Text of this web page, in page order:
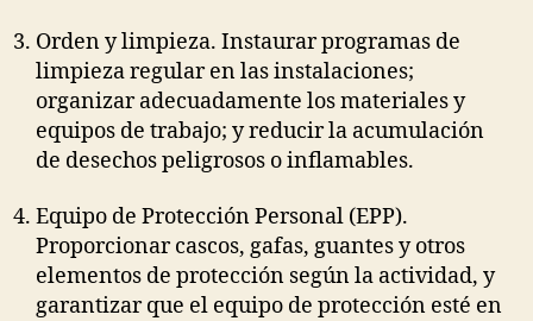
Orden y limpieza. Instaurar programas de
limpieza regular en las instalaciones;
organizar adecuadamente los materiales y
equipos de trabajo; y reducir la acumulación
de desechos peligrosos o inflamables.
Equipo de Protección Personal (EPP).
Proporcionar cascos, gafas, guantes y otros
elementos de protección según la actividad, y
garantizar que el equipo de protección esté en